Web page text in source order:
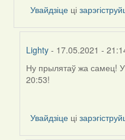
Увайдзіце ці
Lighty - 17.05.2021 -
In
reply
Harrier
Ну прылятаў жа самец! У
20:53!
Увайдзіце ці